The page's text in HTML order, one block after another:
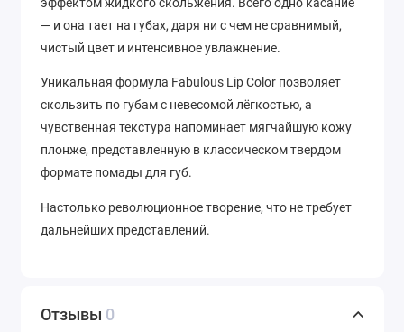
— и она тает на губах, даря ни с чем не сравнимый,
чистый цвет и интенсивное увлажнение.
Уникальная формула Fabulous Lip Color позволяет
скользить по губам с невесомой лёгкостью, а
чувственная текстура напоминает мягчайшую кожу
плонже, представленную в классическом твердом
формате помады для губ.
Настолько революционное творение, что не требует
дальнейших представлений.
Отзывы 0